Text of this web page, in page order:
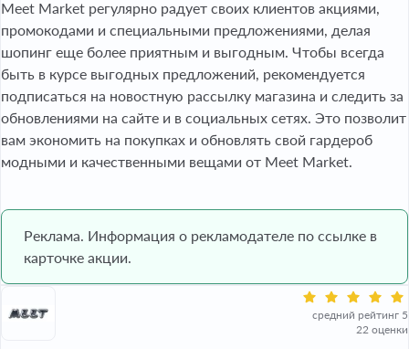
Meet Market регулярно радует своих клиентов акциями,
промокодами и специальными предложениями, делая
шопинг еще более приятным и выгодным. Чтобы всегда
быть в курсе выгодных предложений, рекомендуется
подписаться на новостную рассылку магазина и следить за
обновлениями на сайте и в социальных сетях. Это позволит
вам экономить на покупках и обновлять свой гардероб
модными и качественными вещами от Meet Market.
Реклама. Информация о рекламодателе по ссылке в
карточке акции.
средний рейтинг 5
22 оценки